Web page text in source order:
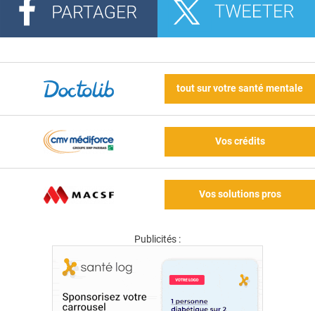
tout sur votre santé mentale
Vos crédits
Vos solutions pros
Publicités :